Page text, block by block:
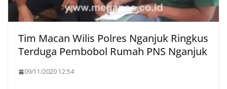
Tim Macan Wilis Polres Nganjuk Ringkus
Terduga Pembobol Rumah PNS Nganjuk
09/11/2020 12:54